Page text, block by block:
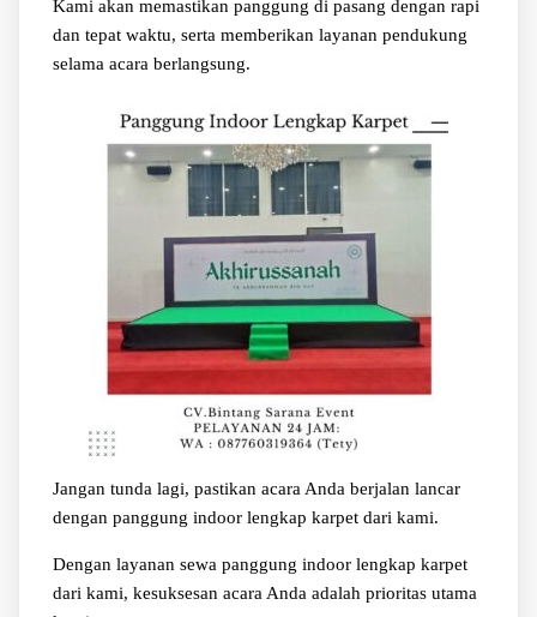
Kami akan memastikan panggung di pasang dengan rapi
dan tepat waktu, serta memberikan layanan pendukung
selama acara berlangsung.
Jangan tunda lagi, pastikan acara Anda berjalan lancar
dengan panggung indoor lengkap karpet dari kami.
Dengan layanan sewa panggung indoor lengkap karpet
dari kami, kesuksesan acara Anda adalah prioritas utama